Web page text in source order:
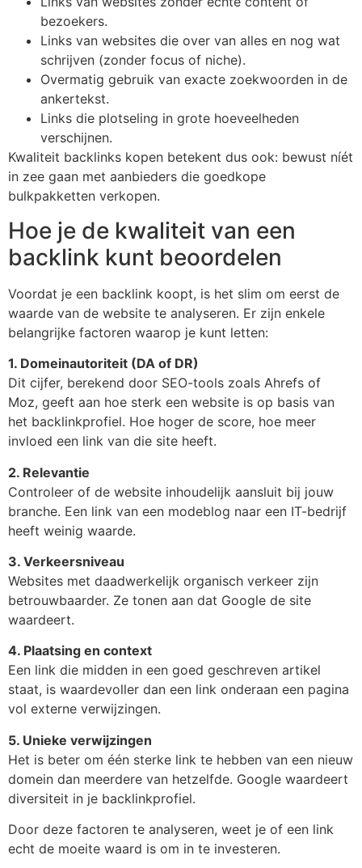
bezoekers.
Links van websites die over van alles en nog wat
schrijven (zonder focus of niche).
Overmatig gebruik van exacte zoekwoorden in de
ankertekst.
Links die plotseling in grote hoeveelheden
verschijnen.
Kwaliteit backlinks kopen betekent dus ook: bewust níét
in zee gaan met aanbieders die goedkope
bulkpakketten verkopen.
Hoe je de kwaliteit van een
backlink kunt beoordelen
Voordat je een backlink koopt, is het slim om eerst de
waarde van de website te analyseren. Er zijn enkele
belangrijke factoren waarop je kunt letten:
1. Domeinautoriteit (DA of DR)
Dit cijfer, berekend door SEO-tools zoals Ahrefs of
Moz, geeft aan hoe sterk een website is op basis van
het backlinkprofiel. Hoe hoger de score, hoe meer
invloed een link van die site heeft.
2. Relevantie
Controleer of de website inhoudelijk aansluit bij jouw
branche. Een link van een modeblog naar een IT-bedrijf
heeft weinig waarde.
3. Verkeersniveau
Websites met daadwerkelijk organisch verkeer zijn
betrouwbaarder. Ze tonen aan dat Google de site
waardeert.
4. Plaatsing en context
Een link die midden in een goed geschreven artikel
staat, is waardevoller dan een link onderaan een pagina
vol externe verwijzingen.
5. Unieke verwijzingen
Het is beter om één sterke link te hebben van een nieuw
domein dan meerdere van hetzelfde. Google waardeert
diversiteit in je backlinkprofiel.
Door deze factoren te analyseren, weet je of een link
echt de moeite waard is om in te investeren.